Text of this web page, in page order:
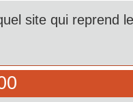
site qui reprend